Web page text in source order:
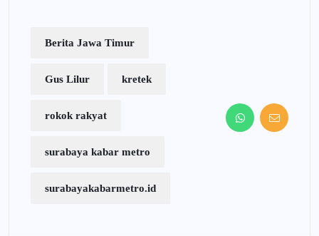
Berita Jawa Timur
Gus Lilur kretek
rokok rakyat
surabaya kabar metro
surabayakabarmetro.id